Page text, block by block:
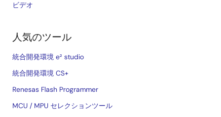
ビデオ
人気のツール
統合開発環境 e² studio
統合開発環境 CS+
Renesas Flash Programmer
MCU / MPU セレクションツール